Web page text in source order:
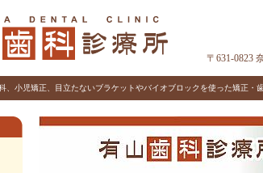
〒631-0823
、小児矯正、目立たないブラケットやバイオブロックを使った矯正・